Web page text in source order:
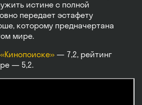
истине с полной
передает эстафету
которому предначертана
мире.
«Кинопоиске» — 7,2, рейтинг
— 5,2.